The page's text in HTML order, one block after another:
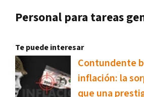
Personal para tareas
Te puede interesar
Contundente
inflación: la
que una